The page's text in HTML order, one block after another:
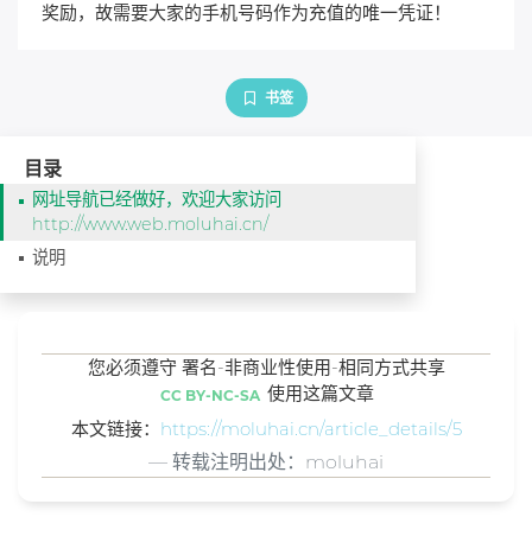
奖励，故需要大家的手机号码作为充值的唯一凭证！
书签
目录
网址导航已经做好，欢迎大家访问
http://www.web.moluhai.cn/
说明
您必须遵守 署名-非商业性使用-相同方式共享
CC BY-NC-SA 使用这篇文章
本文链接： https://moluhai.cn/article_details/5
转载注明出处：moluhai